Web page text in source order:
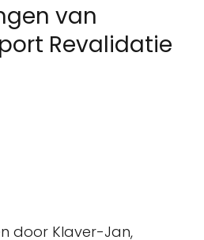
van
Revalidatie
door Klaver-Jan,